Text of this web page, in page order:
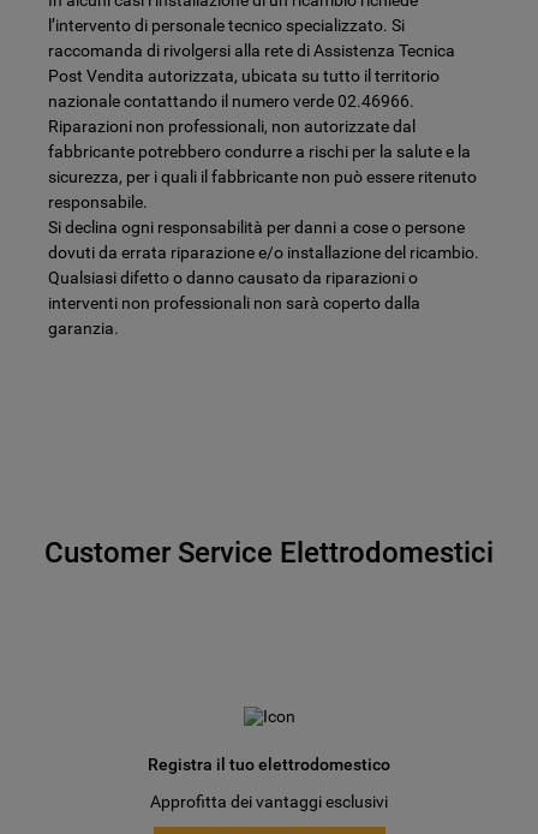
l’intervento di personale tecnico specializzato. Si
raccomanda di rivolgersi alla rete di Assistenza Tecnica
Post Vendita autorizzata, ubicata su tutto il territorio
nazionale contattando il numero verde 02.46966.
Riparazioni non professionali, non autorizzate dal
fabbricante potrebbero condurre a rischi per la salute e la
sicurezza, per i quali il fabbricante non può essere ritenuto
responsabile.
Si declina ogni responsabilità per danni a cose o persone
dovuti da errata riparazione e/o installazione del ricambio.
Qualsiasi difetto o danno causato da riparazioni o
interventi non professionali non sarà coperto dalla
garanzia.
Customer Service Elettrodomestici
Registra il tuo elettrodomestico
Approfitta dei vantaggi esclusivi